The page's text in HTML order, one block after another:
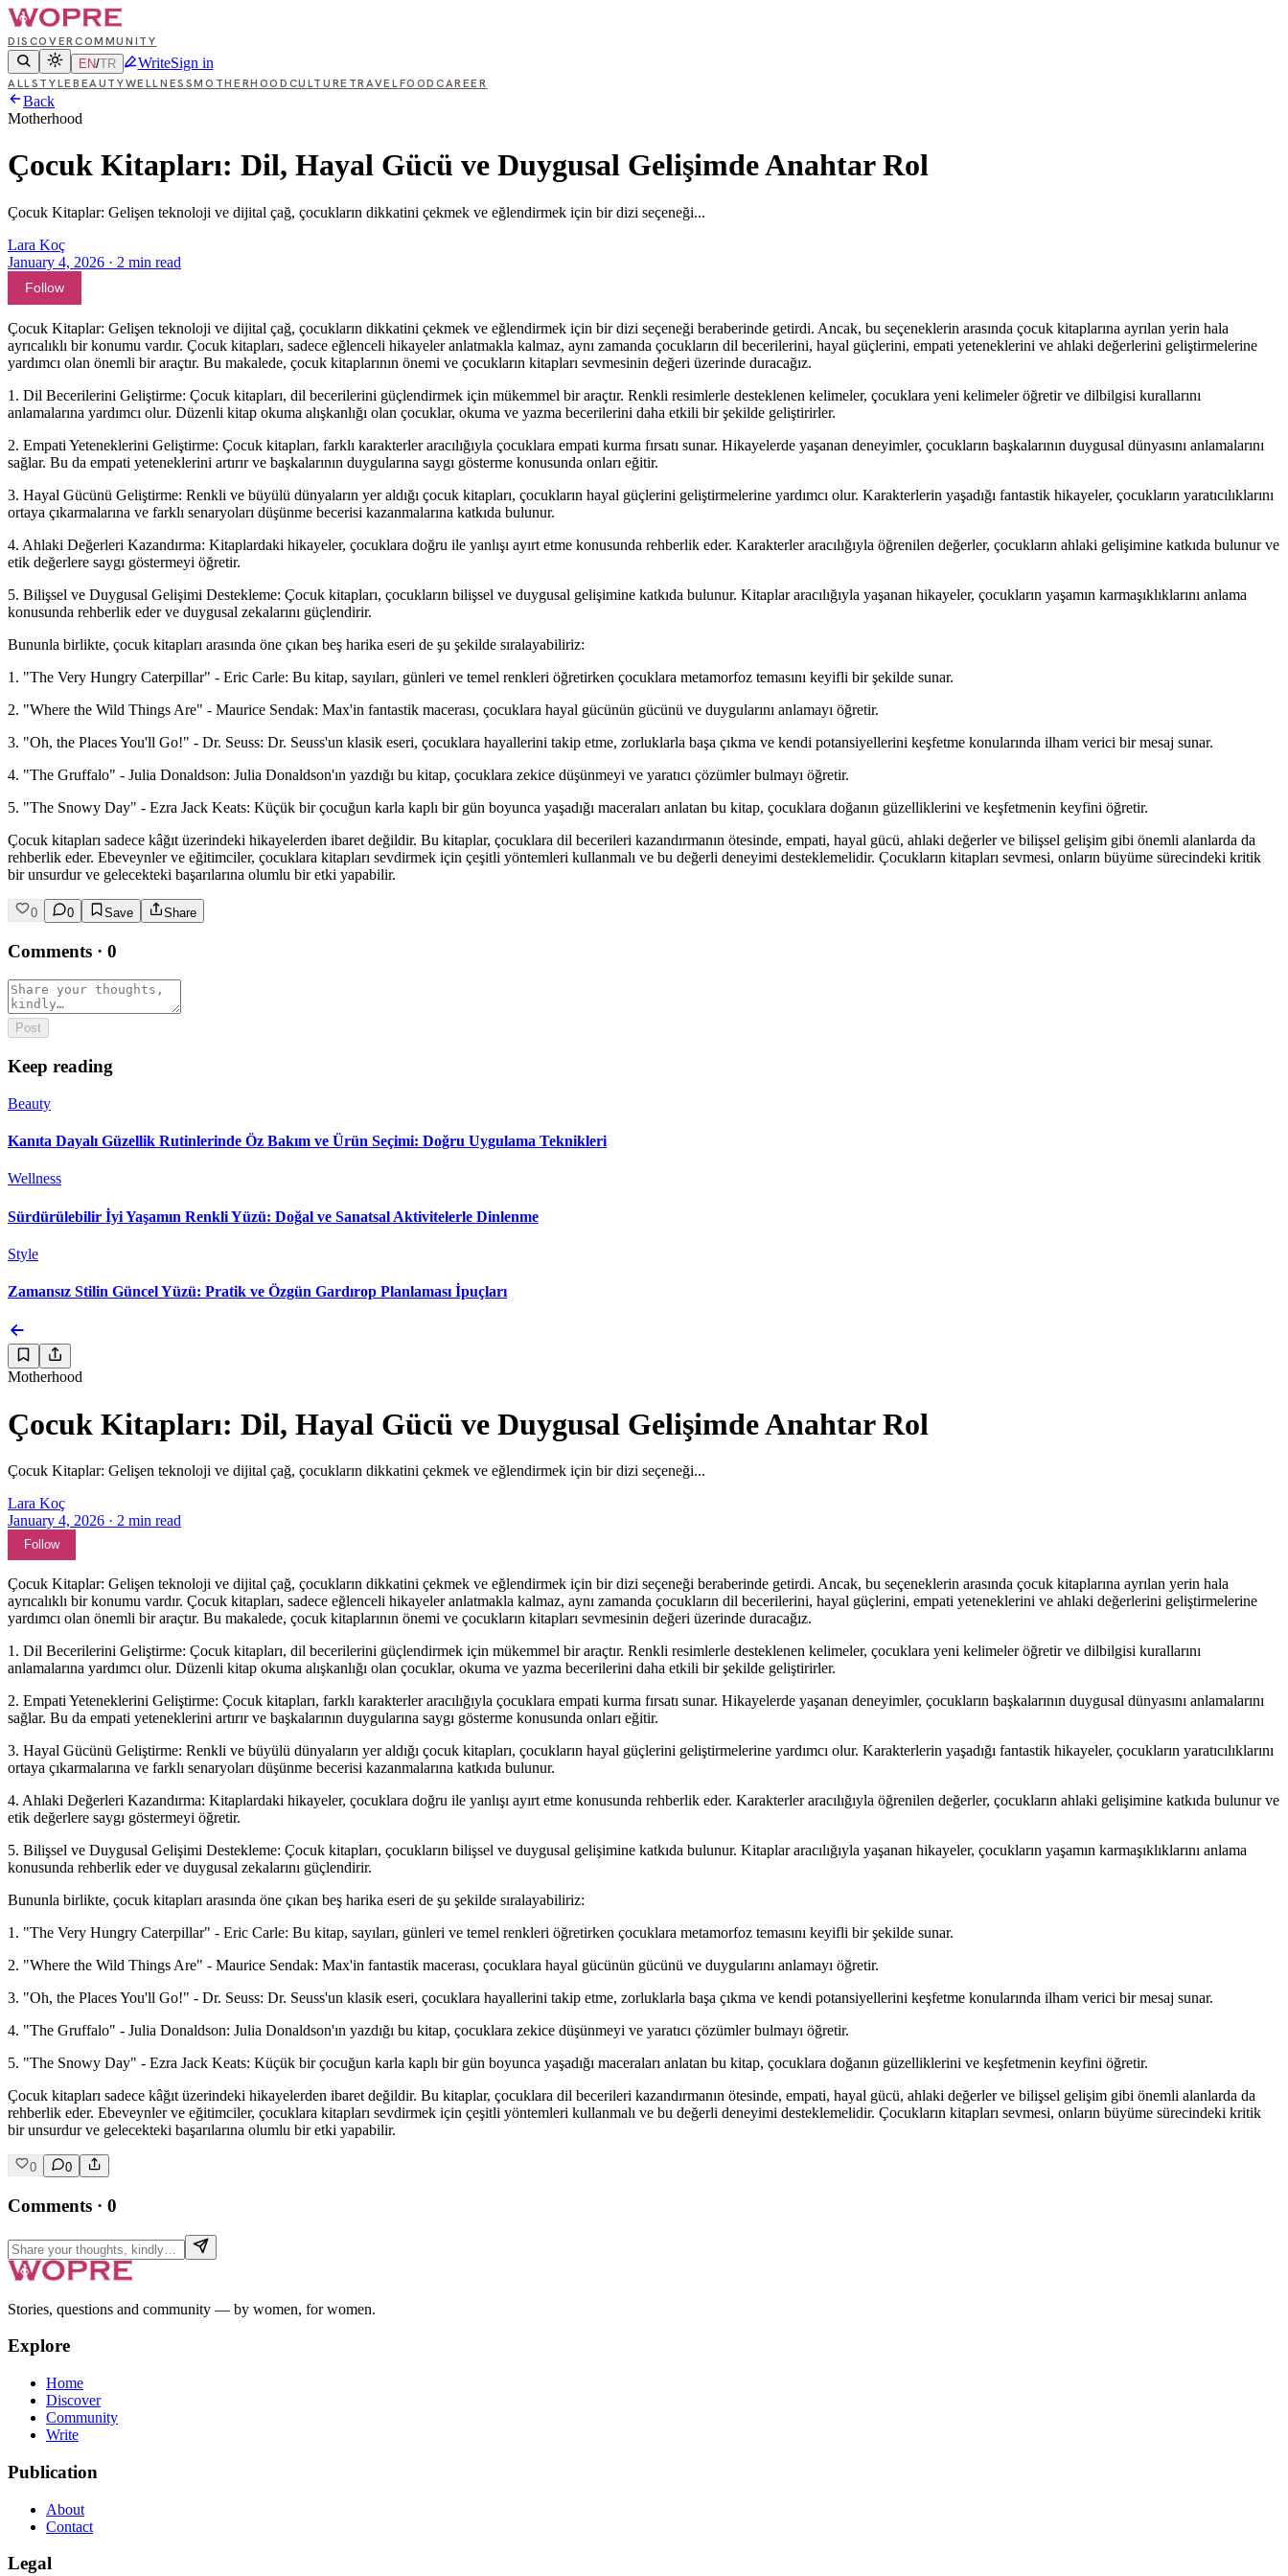
DISCOVERCOMMUNITY
EN/TR WriteSign in
ALLSTYLE BEAUTYWELLNESSMOTHERHOOD CULTURE TRAVELFOOD CAREER
Back
Motherhood
Çocuk Kitapları: Dil, Hayal Gücü ve Duygusal Gelişimde Anahtar Rol
Çocuk Kitaplar: Gelişen teknoloji ve dijital çağ, çocukların dikkatini çekmek ve eğlendirmek için bir dizi seçeneği...
Lara Koç
January 4, 2026 · 2 min read
Follow
Çocuk Kitaplar: Gelişen teknoloji ve dijital çağ, çocukların dikkatini çekmek ve eğlendirmek için bir dizi seçeneği beraberinde getirdi. Ancak, bu seçeneklerin arasında çocuk kitaplarına ayrılan yerin hala
ayrıcalıklı bir konumu vardır. Çocuk kitapları, sadece eğlenceli hikayeler anlatmakla kalmaz, aynı zamanda çocukların dil becerilerini, hayal güçlerini, empati yeteneklerini ve ahlaki değerlerini geliştirmelerine
yardımcı olan önemli bir araçtır. Bu makalede, çocuk kitaplarının önemi ve çocukların kitapları sevmesinin değeri üzerinde duracağız.
1. Dil Becerilerini Geliştirme: Çocuk kitapları, dil becerilerini güçlendirmek için mükemmel bir araçtır. Renkli resimlerle desteklenen kelimeler, çocuklara yeni kelimeler öğretir ve dilbilgisi kurallarını
anlamalarına yardımcı olur. Düzenli kitap okuma alışkanlığı olan çocuklar, okuma ve yazma becerilerini daha etkili bir şekilde geliştirirler.
2. Empati Yeteneklerini Geliştirme: Çocuk kitapları, farklı karakterler aracılığıyla çocuklara empati kurma fırsatı sunar. Hikayelerde yaşanan deneyimler, çocukların başkalarının duygusal dünyasını anlamalarını
sağlar. Bu da empati yeteneklerini artırır ve başkalarının duygularına saygı gösterme konusunda onları eğitir.
3. Hayal Gücünü Geliştirme: Renkli ve büyülü dünyaların yer aldığı çocuk kitapları, çocukların hayal güçlerini geliştirmelerine yardımcı olur. Karakterlerin yaşadığı fantastik hikayeler, çocukların yaratıcılıklarını
ortaya çıkarmalarına ve farklı senaryoları düşünme becerisi kazanmalarına katkıda bulunur.
4. Ahlaki Değerleri Kazandırma: Kitaplardaki hikayeler, çocuklara doğru ile yanlışı ayırt etme konusunda rehberlik eder. Karakterler aracılığıyla öğrenilen değerler, çocukların ahlaki gelişimine katkıda bulunur ve
etik değerlere saygı göstermeyi öğretir.
5. Bilişsel ve Duygusal Gelişimi Destekleme: Çocuk kitapları, çocukların bilişsel ve duygusal gelişimine katkıda bulunur. Kitaplar aracılığıyla yaşanan hikayeler, çocukların yaşamın karmaşıklıklarını anlama
konusunda rehberlik eder ve duygusal zekalarını güçlendirir.
Bununla birlikte, çocuk kitapları arasında öne çıkan beş harika eseri de şu şekilde sıralayabiliriz:
1. "The Very Hungry Caterpillar" - Eric Carle: Bu kitap, sayıları, günleri ve temel renkleri öğretirken çocuklara metamorfoz temasını keyifli bir şekilde sunar.
2. "Where the Wild Things Are" - Maurice Sendak: Max'in fantastik macerası, çocuklara hayal gücünün gücünü ve duygularını anlamayı öğretir.
3. "Oh, the Places You'll Go!" - Dr. Seuss: Dr. Seuss'un klasik eseri, çocuklara hayallerini takip etme, zorluklarla başa çıkma ve kendi potansiyellerini keşfetme konularında ilham verici bir mesaj sunar.
4. "The Gruffalo" - Julia Donaldson: Julia Donaldson'ın yazdığı bu kitap, çocuklara zekice düşünmeyi ve yaratıcı çözümler bulmayı öğretir.
5. "The Snowy Day" - Ezra Jack Keats: Küçük bir çocuğun karla kaplı bir gün boyunca yaşadığı maceraları anlatan bu kitap, çocuklara doğanın güzelliklerini ve keşfetmenin keyfini öğretir.
Çocuk kitapları sadece kâğıt üzerindeki hikayelerden ibaret değildir. Bu kitaplar, çocuklara dil becerileri kazandırmanın ötesinde, empati, hayal gücü, ahlaki değerler ve bilişsel gelişim gibi önemli alanlarda da
rehberlik eder. Ebeveynler ve eğitimciler, çocuklara kitapları sevdirmek için çeşitli yöntemleri kullanmalı ve bu değerli deneyimi desteklemelidir. Çocukların kitapları sevmesi, onların büyüme sürecindeki kritik
bir unsurdur ve gelecekteki başarılarına olumlu bir etki yapabilir.
0 0 Save Share
Comments · 0
Post
Keep reading
Beauty
Kanıta Dayalı Güzellik Rutinlerinde Öz Bakım ve Ürün Seçimi: Doğru Uygulama Teknikleri
Wellness
Sürdürülebilir İyi Yaşamın Renkli Yüzü: Doğal ve Sanatsal Aktivitelerle Dinlenme
Style
Zamansız Stilin Güncel Yüzü: Pratik ve Özgün Gardırop Planlaması İpuçları
Motherhood
Çocuk Kitapları: Dil, Hayal Gücü ve Duygusal Gelişimde Anahtar Rol
Çocuk Kitaplar: Gelişen teknoloji ve dijital çağ, çocukların dikkatini çekmek ve eğlendirmek için bir dizi seçeneği...
Lara Koç
January 4, 2026 · 2 min read
Follow
Çocuk Kitaplar: Gelişen teknoloji ve dijital çağ, çocukların dikkatini çekmek ve eğlendirmek için bir dizi seçeneği beraberinde getirdi. Ancak, bu seçeneklerin arasında çocuk kitaplarına ayrılan yerin hala
ayrıcalıklı bir konumu vardır. Çocuk kitapları, sadece eğlenceli hikayeler anlatmakla kalmaz, aynı zamanda çocukların dil becerilerini, hayal güçlerini, empati yeteneklerini ve ahlaki değerlerini geliştirmelerine
yardımcı olan önemli bir araçtır. Bu makalede, çocuk kitaplarının önemi ve çocukların kitapları sevmesinin değeri üzerinde duracağız.
1. Dil Becerilerini Geliştirme: Çocuk kitapları, dil becerilerini güçlendirmek için mükemmel bir araçtır. Renkli resimlerle desteklenen kelimeler, çocuklara yeni kelimeler öğretir ve dilbilgisi kurallarını
anlamalarına yardımcı olur. Düzenli kitap okuma alışkanlığı olan çocuklar, okuma ve yazma becerilerini daha etkili bir şekilde geliştirirler.
2. Empati Yeteneklerini Geliştirme: Çocuk kitapları, farklı karakterler aracılığıyla çocuklara empati kurma fırsatı sunar. Hikayelerde yaşanan deneyimler, çocukların başkalarının duygusal dünyasını anlamalarını
sağlar. Bu da empati yeteneklerini artırır ve başkalarının duygularına saygı gösterme konusunda onları eğitir.
3. Hayal Gücünü Geliştirme: Renkli ve büyülü dünyaların yer aldığı çocuk kitapları, çocukların hayal güçlerini geliştirmelerine yardımcı olur. Karakterlerin yaşadığı fantastik hikayeler, çocukların yaratıcılıklarını
ortaya çıkarmalarına ve farklı senaryoları düşünme becerisi kazanmalarına katkıda bulunur.
4. Ahlaki Değerleri Kazandırma: Kitaplardaki hikayeler, çocuklara doğru ile yanlışı ayırt etme konusunda rehberlik eder. Karakterler aracılığıyla öğrenilen değerler, çocukların ahlaki gelişimine katkıda bulunur ve
etik değerlere saygı göstermeyi öğretir.
5. Bilişsel ve Duygusal Gelişimi Destekleme: Çocuk kitapları, çocukların bilişsel ve duygusal gelişimine katkıda bulunur. Kitaplar aracılığıyla yaşanan hikayeler, çocukların yaşamın karmaşıklıklarını anlama
konusunda rehberlik eder ve duygusal zekalarını güçlendirir.
Bununla birlikte, çocuk kitapları arasında öne çıkan beş harika eseri de şu şekilde sıralayabiliriz:
1. "The Very Hungry Caterpillar" - Eric Carle: Bu kitap, sayıları, günleri ve temel renkleri öğretirken çocuklara metamorfoz temasını keyifli bir şekilde sunar.
2. "Where the Wild Things Are" - Maurice Sendak: Max'in fantastik macerası, çocuklara hayal gücünün gücünü ve duygularını anlamayı öğretir.
3. "Oh, the Places You'll Go!" - Dr. Seuss: Dr. Seuss'un klasik eseri, çocuklara hayallerini takip etme, zorluklarla başa çıkma ve kendi potansiyellerini keşfetme konularında ilham verici bir mesaj sunar.
4. "The Gruffalo" - Julia Donaldson: Julia Donaldson'ın yazdığı bu kitap, çocuklara zekice düşünmeyi ve yaratıcı çözümler bulmayı öğretir.
5. "The Snowy Day" - Ezra Jack Keats: Küçük bir çocuğun karla kaplı bir gün boyunca yaşadığı maceraları anlatan bu kitap, çocuklara doğanın güzelliklerini ve keşfetmenin keyfini öğretir.
Çocuk kitapları sadece kâğıt üzerindeki hikayelerden ibaret değildir. Bu kitaplar, çocuklara dil becerileri kazandırmanın ötesinde, empati, hayal gücü, ahlaki değerler ve bilişsel gelişim gibi önemli alanlarda da
rehberlik eder. Ebeveynler ve eğitimciler, çocuklara kitapları sevdirmek için çeşitli yöntemleri kullanmalı ve bu değerli deneyimi desteklemelidir. Çocukların kitapları sevmesi, onların büyüme sürecindeki kritik
bir unsurdur ve gelecekteki başarılarına olumlu bir etki yapabilir.
0 0
Comments · 0
Stories, questions and community — by women, for women.
Explore
Home
Discover
Community
Write
Publication
About
Contact
Legal